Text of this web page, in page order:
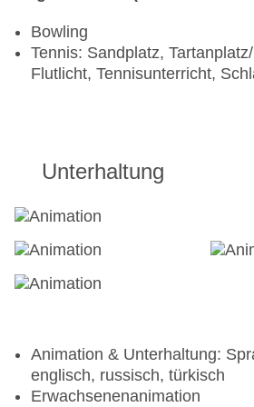
Bowling
Tennis: Sandplatz,
Flutlicht, Tennisunterricht,
Unterhaltung
Animation & Unterhaltung:
englisch, russisch, türkisch
Erwachsenenanimation